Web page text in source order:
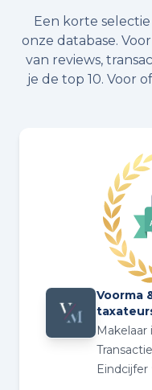
Een korte
onze database.
van reviews,
je de top 10. Voor
Voorma
Eindcijfer